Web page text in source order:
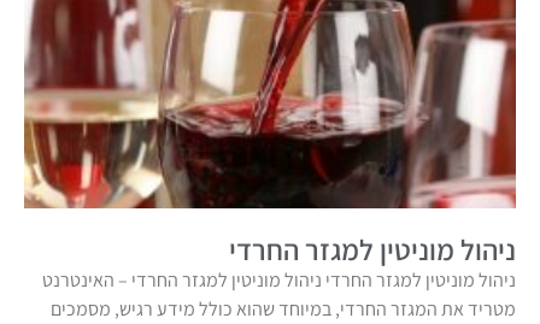
ניהול מוניטין למגזר החרדי
ניהול מוניטין למגזר החרדי ניהול מוניטין למגזר החרדי – האינטרנט
מטריד את המגזר החרדי, במיוחד שהוא כולל מידע רגיש, מסמכים